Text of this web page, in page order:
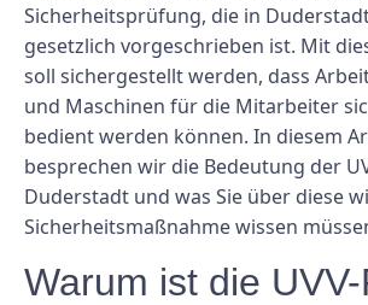
Sicherheitsprüfung, die in
gesetzlich vorgeschrieben ist. Mit
soll sichergestellt werden, dass
und Maschinen für die Mitarbeiter
bedient werden können. In diesem
besprechen wir die Bedeutung der
Duderstadt und was Sie über diese
Sicherheitsmaßnahme wissen
Warum ist die